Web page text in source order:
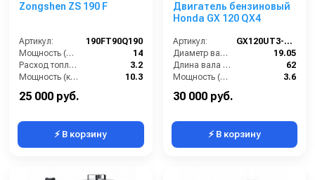
Zongshen ZS 190 F
Артикул:
190FT90Q190
Мощность (л/с):
14
Расход топлива (л/ч):
3.2
Мощность (кВт):
10.3
25 000 руб.
⚡ В корзину
Двигатель бензиновый
Honda GX 120 QX4
Артикул:
GX120UT3-QX4
Диаметр вала (мм):
19.05
Длина вала (мм):
62
Мощность (л/с):
3.6
Объем двигателя (см3):
30 000 руб.
⚡ В корзину